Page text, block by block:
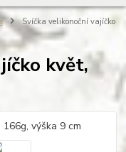
Svíčka velikonoční vajíčko
květ,